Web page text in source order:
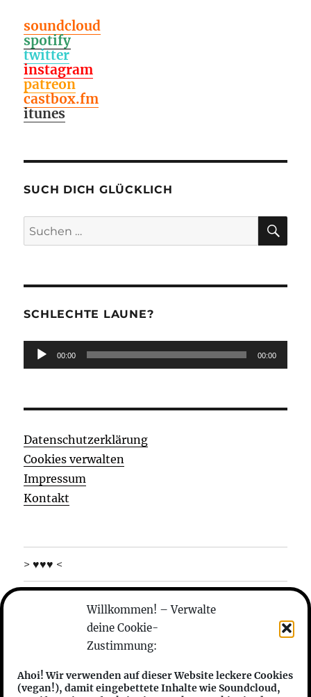
Willkommen! – Verwalte
deine Cookie-
Zustimmung:
Ahoi! Wir verwenden auf dieser Website leckere Cookies
(vegan!), damit eingebettete Inhalte wie Soundcloud,
soundcloud
spotify
twitter
instagram
patreon
castbox.fm
itunes
SUCH DICH GLÜCKLICH
Suchen
nach:
SCHLECHTE LAUNE?
Audio-
Player
00:00 00:00
Datenschutzerklärung
Cookies verwalten
Impressum
Kontakt
> ♥♥♥ <
wer sind die